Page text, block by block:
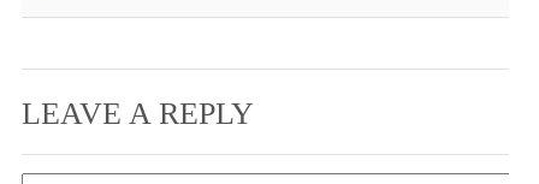
LEAVE A REPLY